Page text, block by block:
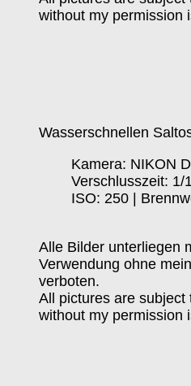
without my permission
Wasserschnellen
Kamera: NIKON
Verschlusszeit: 1/
ISO: 250 |
Alle Bilder unterliegen
Verwendung ohne
verboten.
All pictures are
without my permission